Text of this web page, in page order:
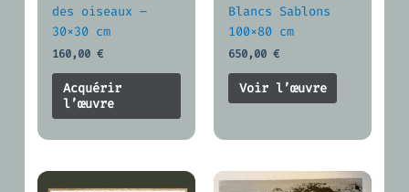
des oiseaux –
30×30 cm
160,00€
Acquérir
l’œuvre
Blancs Sablons
100×80 cm
650,00€
Voir l’œuvre